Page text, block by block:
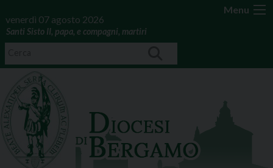
Menu
venerdì 07 agosto 2026
Santi Sisto II, papa, e compagni, martiri